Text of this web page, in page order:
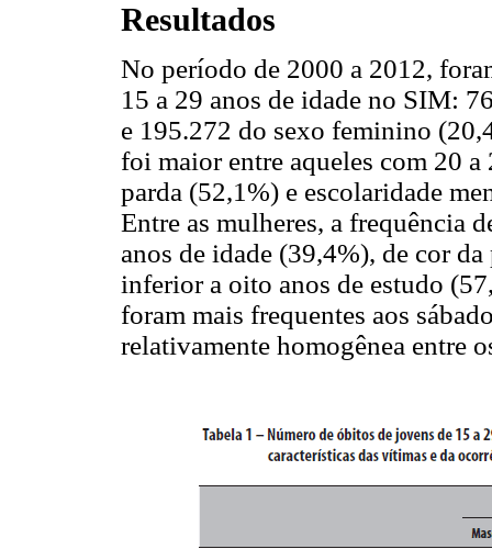
Resultados
No período de 2000 a 2012,
15 a 29 anos de idade no SIM:
e 195.272 do sexo feminino
foi maior entre aqueles com 20
parda (52,1%) e escolaridade
Entre as mulheres, a frequência
anos de idade (39,4%), de cor
inferior a oito anos de estudo
foram mais frequentes aos
relativamente homogênea entre